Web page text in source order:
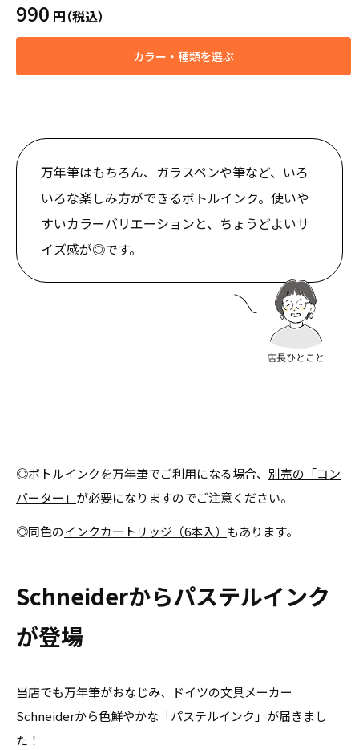
万年筆はもちろん、ガラスペンや筆など、いろ
いろな楽しみ方ができるボトルインク。使いや
すいカラーバリエーションと、ちょうどよいサ
イズ感が◎です。
◎ボトルインクを万年筆でご利用になる場合、 別売の「コン
バーター」 が必要になりますのでご注意ください。
◎同色のインクカートリッジ（6本入） もあります。
Schneiderからパステルインク
が登場
当店でも万年筆がおなじみ、ドイツの文具メーカー
Schneiderから色鮮やかな「パステルインク」が届きまし
た！
990 円（税込）
カラー・種類を選ぶ